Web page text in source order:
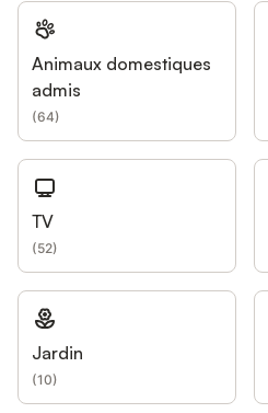
Animaux domestiques
admis
(64)
TV
(52)
Jardin
(10)